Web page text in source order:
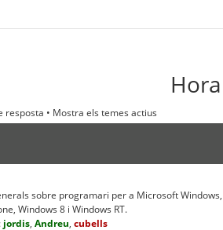
resposta • Mostra els temes actius
sobre programari per a Microsoft Windows,
Windows 8 i Windows RT.
jordis,Andreu,cubells